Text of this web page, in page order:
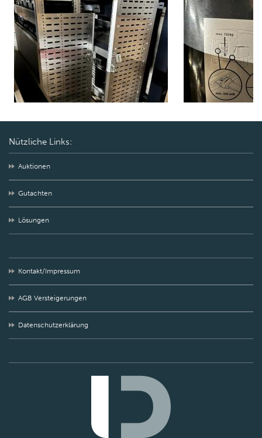
Nützliche Links:
Auktionen
Gutachten
Lösungen
Kontakt/Impressum
AGB Versteigerungen
Datenschutzerklärung